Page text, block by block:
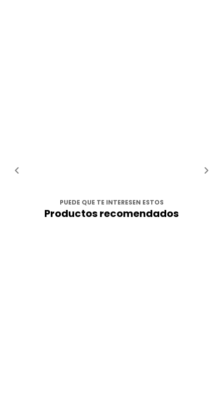
PUEDE QUE TE INTERESEN ESTOS
Productos recomendados